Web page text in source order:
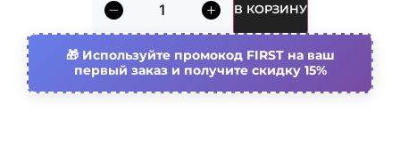
Ширина кабельного лотка 150 мм
Вид/ марка материала Сталь оцинкованная
В КОРЗИНУ
Используйте промокод FIRST на ваш
первый заказ и получите скидку 15%